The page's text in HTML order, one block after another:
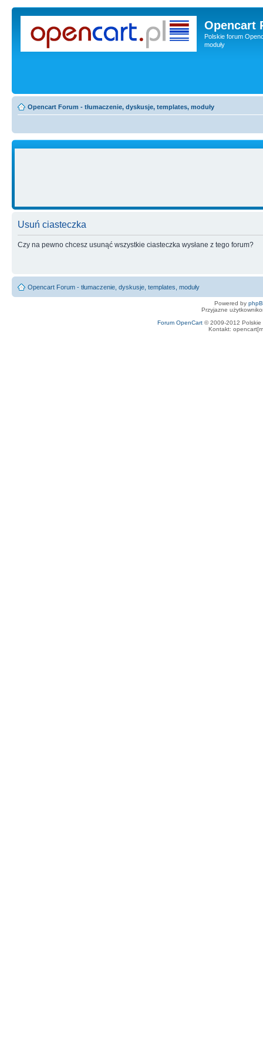
Opencart
Polskie forum
moduły
Opencart Forum - tłumaczenie, dyskusje, templates, moduły
Usuń ciasteczka
Czy na pewno chcesz usunąć wszystkie ciasteczka wysłane z tego forum?
Opencart Forum - tłumaczenie, dyskusje, templates, moduły
Powered by
Przyjazne
Forum OpenCart© 2009-2012 Polskie
Kontakt: